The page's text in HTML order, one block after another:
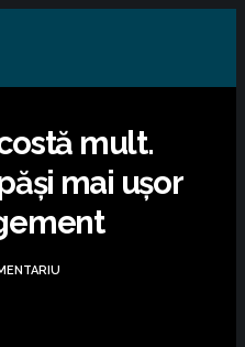
mult.
mai ușor